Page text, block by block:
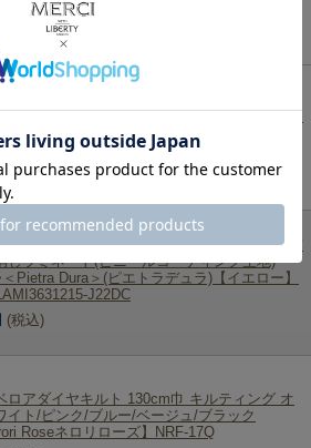
の商品もチェックしています！
ンオックスキルト Wステッチ 無地キルティン
HMF-17
FABRICS リバティプリント 国産11号帆布
しラミネート(ビニールコーティング生地)
Pietra Dura＞(ピエトラデュラ)【イエロー】
J22DC
(税込)
ロアダイヤキルト 130cm巾 キルティング オ
イト/ピンク/ブルー/ベージュ/ブラック
Roseネロリローズ】NRF-17Q